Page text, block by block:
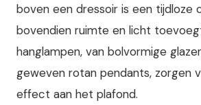
boven een dressoir is een tijdloze
bovendien ruimte en licht
hanglampen, van bolvormige
geweven rotan pendants, zorgen
effect aan het plafond.